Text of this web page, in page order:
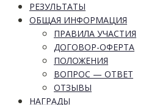
РЕЗУЛЬТАТЫ
ОБЩАЯ ИНФОРМАЦИЯ
ПРАВИЛА УЧАСТИЯ
ДОГОВОР-ОФЕРТА
ПОЛОЖЕНИЯ
ВОПРОС — ОТВЕТ
ОТЗЫВЫ
НАГРАДЫ